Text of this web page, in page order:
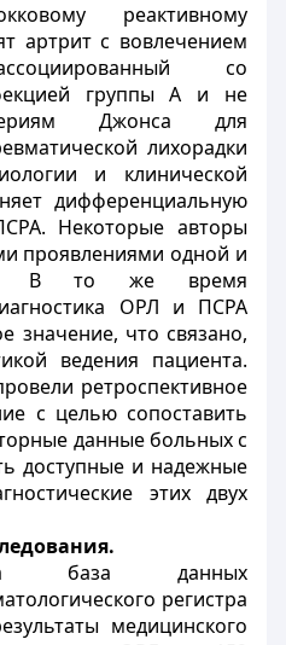
реактивному
артрит с вовлечением
со
группы А и не
Джонса для
лихорадки
и клинической
дифференциальную
Некоторые авторы
проявлениями одной и
В то же время
ОРЛ и ПСРА
значение, что связано,
ведения пациента.
ретроспективное
с целью сопоставить
данные больных с
доступные и надежные
этих двух
база данных
регистра
медицинского